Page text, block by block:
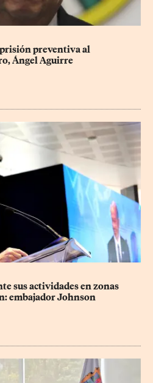
preventiva al
Ángel Aguirre
sus actividades en zonas
embajador Johnson